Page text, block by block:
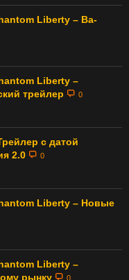
Liberty – Ва-
Liberty –
трейлер
0
с датой
2.0
0
Liberty – Новые
Liberty –
рынку
0